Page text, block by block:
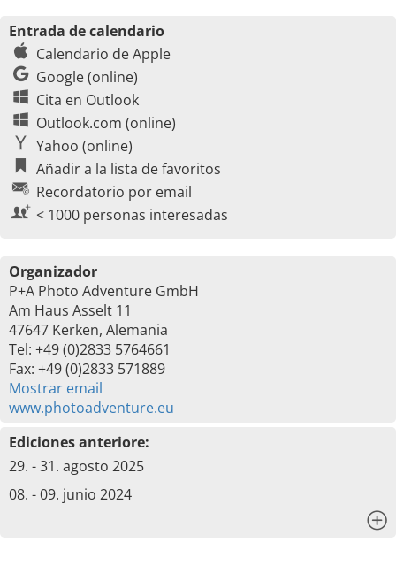
Entrada de calendario
Calendario de Apple
Google (online)
Cita en Outlook
Outlook.com (online)
Yahoo (online)
Añadir a la lista de favoritos
Recordatorio por email
< 1000 personas interesadas
Organizador
P+A Photo Adventure GmbH
Am Haus Asselt 11
47647 Kerken, Alemania
Tel: +49 (0)2833 5764661
Fax: +49 (0)2833 571889
Mostrar email
www.photoadventure.eu
Ediciones anteriore:
29. - 31. agosto 2025
08. - 09. junio 2024